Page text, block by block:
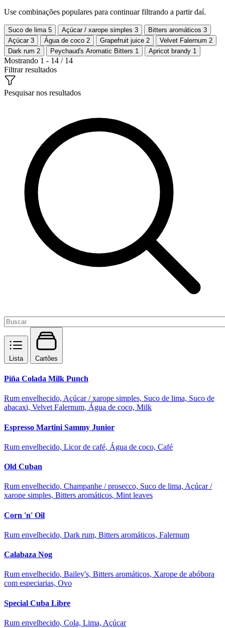
Use combinações populares para continuar filtrando a partir daí.
Suco de lima 5 Açúcar / xarope simples 3 Bitters aromáticos 3
Açúcar 3 Água de coco 2 Grapefruit juice 2 Velvet Falernum 2
Dark rum 2 Peychaud's Aromatic Bitters 1 Apricot brandy 1
Mostrando 1 - 14 / 14
Filtrar resultados
Pesquisar nos resultados
Lista Cartões
Piña Colada Milk Punch
Rum envelhecido, Açúcar / xarope simples, Suco de lima, Suco de
abacaxi, Velvet Falernum, Água de coco, Milk
Espresso Martini Sammy Junior
Rum envelhecido, Licor de café, Água de coco, Café
Old Cuban
Rum envelhecido, Champanhe / prosecco, Suco de lima, Açúcar /
xarope simples, Bitters aromáticos, Mint leaves
Corn 'n' Oil
Rum envelhecido, Dark rum, Bitters aromáticos, Falernum
Calabaza Nog
Rum envelhecido, Bailey's, Bitters aromáticos, Xarope de abóbora
com especiarias, Ovo
Special Cuba Libre
Rum envelhecido, Cola, Lima, Açúcar